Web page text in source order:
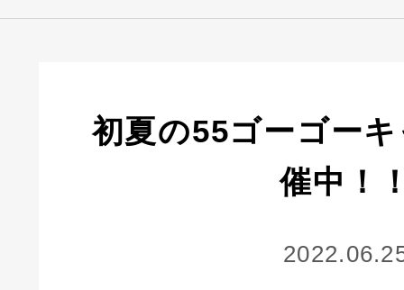
初夏の55ゴーゴー
催中！